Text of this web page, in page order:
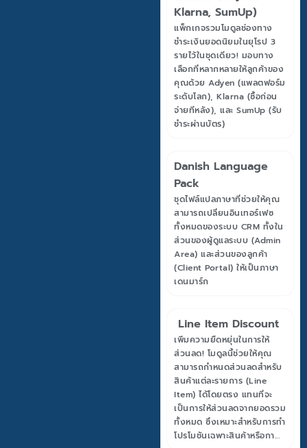
Klarna, SumUp)
แพ็กเกจรวมโมดูลช่องทาง
ชำระเงินยอดนิยมในยุโรป 3
รายไว้ในชุดเดียว! มอบทาง
เลือกที่หลากหลายให้ลูกค้าของ
คุณด้วย Adyen (แพลตฟอร์ม
ระดับโลก), Klarna (ซื้อก่อน
จ่ายทีหลัง), และ SumUp (รับ
ชำระผ่านบัตร)
Danish Language
Pack
ชุดไฟล์แปลภาษาที่ช่วยให้คุณ
สามารถเปลี่ยนอินเทอร์เฟซ
ทั้งหมดของระบบ CRM ทั้งใน
ส่วนของผู้ดูแลระบบ (Admin
Area) และส่วนของลูกค้า
(Client Portal) ให้เป็นภาษา
เดนมาร์ก
Line Item Discount
เพิ่มความยืดหยุ่นในการให้
ส่วนลด! โมดูลนี้ช่วยให้คุณ
สามารถกำหนดส่วนลดสำหรับ
สินค้าแต่ละรายการ (Line
Item) ได้โดยตรง แทนที่จะ
เป็นการให้ส่วนลดจากยอดรวม
ทั้งหมด ซึ่งเหมาะสำหรับการทำ
โปรโมชันเฉพาะสินค้าหรือกา...